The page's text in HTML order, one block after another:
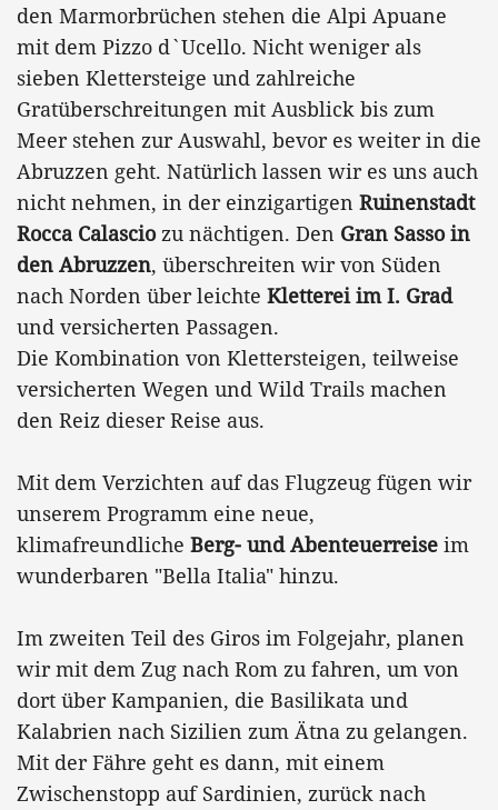
den Marmorbrüchen stehen die Alpi Apuane
mit dem Pizzo d`Ucello. Nicht weniger als
sieben Klettersteige und zahlreiche
Gratüberschreitungen mit Ausblick bis zum
Meer stehen zur Auswahl, bevor es weiter in die
Abruzzen geht. Natürlich lassen wir es uns auch
nicht nehmen, in der einzigartigen Ruinenstadt
Rocca Calasciozu nächtigen. Den Gran Sasso in
den Abruzzen, überschreiten wir von Süden
nach Norden über leichte Kletterei im I. Grad
und versicherten Passagen.
Die Kombination von Klettersteigen, teilweise
versicherten Wegen und Wild Trails machen
den Reiz dieser Reise aus.
Mit dem Verzichten auf das Flugzeug fügen wir
unserem Programm eine neue,
klimafreundliche Berg- und Abenteuerreise im
wunderbaren "Bella Italia" hinzu.
Im zweiten Teil des Giros im Folgejahr, planen
wir mit dem Zug nach Rom zu fahren, um von
dort über Kampanien, die Basilikata und
Kalabrien nach Sizilien zum Ätna zu gelangen.
Mit der Fähre geht es dann, mit einem
Zwischenstopp auf Sardinien, zurück nach